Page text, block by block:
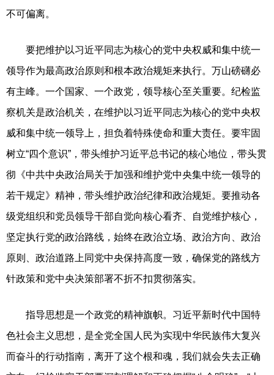
不可偏离。
要把维护以习近平同志为核心的党中央权威和集中统一
领导作为最高政治原则和根本政治规矩来执行。万山磅礴必
有主峰。一个国家、一个政党，领导核心至关重要。纪检监
察机关是政治机关，在维护以习近平同志为核心的党中央权
威和集中统一领导上，担负着特殊使命和重大责任。要牢固
树立“四个意识”，带头维护习近平总书记的核心地位，带头贯
彻《中共中央政治局关于加强和维护党中央集中统一领导的
若干规定》精神，带头维护政治纪律和政治规矩。要推动各
级党组织和党员领导干部自觉向核心看齐、自觉维护核心，
坚定执行党的政治路线，始终在政治立场、政治方向、政治
原则、政治道路上同党中央保持高度一致，确保党的路线方
针政策和党中央决策部署不折不扣贯彻落实。
指导思想是一个政党的精神旗帜。习近平新时代中国特
色社会主义思想，是全党全国人民为实现中华民族伟大复兴
而奋斗的行动指南，离开了这个根和魂，我们就会失去正确